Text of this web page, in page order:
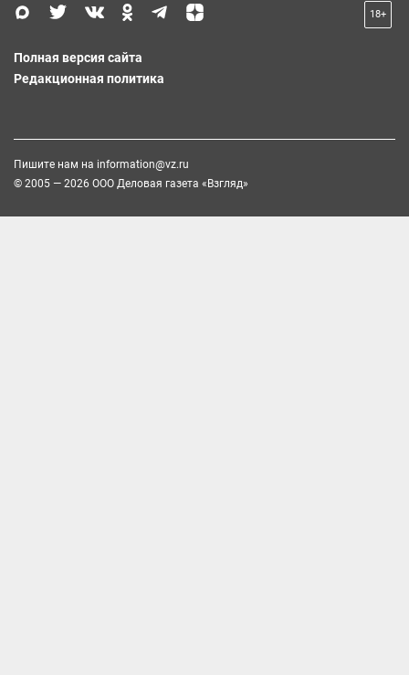
18+
Полная версия сайта
Редакционная политика
Пишите нам на information@vz.ru
© 2005 — 2026 ООО Деловая газета «Взгляд»